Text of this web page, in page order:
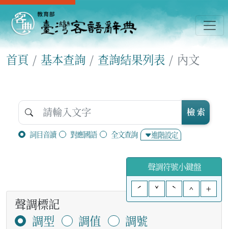
首頁 基本查詢 查詢結果列表 內文
詞目音讀 對應國語 全文查詢 進階設定
檢 索
聲調符號小鍵盤
ˊ
ˇ ˋ ^ +
聲調標記
調型
調值
調號